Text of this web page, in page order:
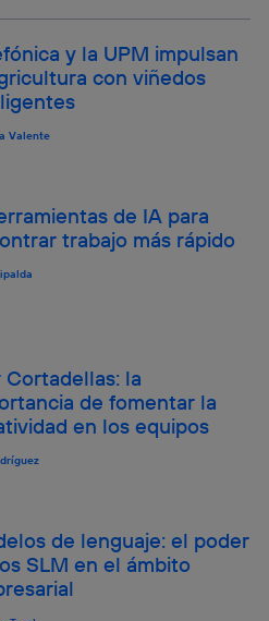
y la UPM impulsan
con viñedos
Valente
de IA para
trabajo más rápido
Cortadellas: la
de fomentar la
en los equipos
de lenguaje: el poder
SLM en el ámbito